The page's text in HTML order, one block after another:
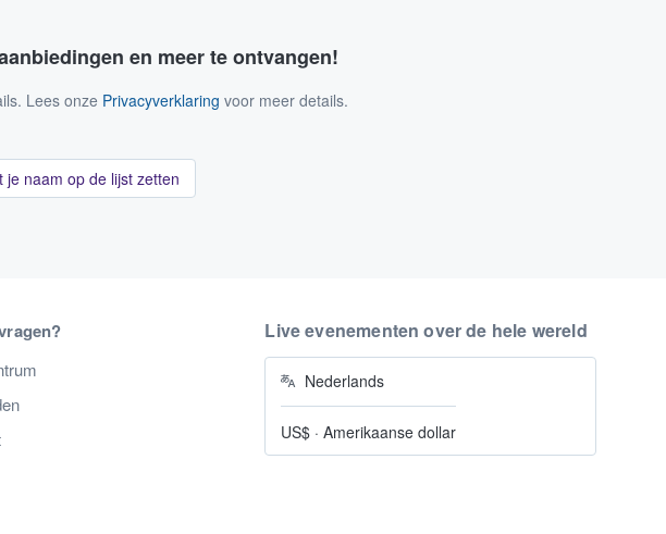
en meer te ontvangen!
Lees onze Privacyverklaring voor meer details.
je naam op de lijst zetten
Live evenementen over de hele wereld
Nederlands
US$ ·Amerikaanse dollar